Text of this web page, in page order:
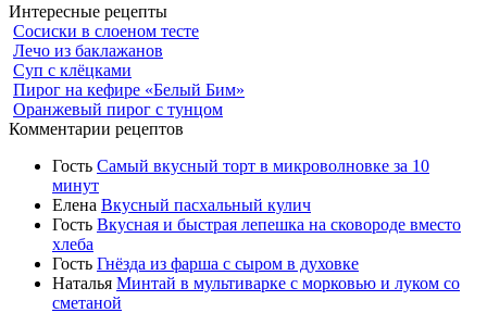
Интересные рецепты
Сосиски в слоеном тесте
Лечо из баклажанов
Суп с клёцками
Пирог на кефире «Белый Бим»
Оранжевый пирог с тунцом
Комментарии рецептов
Гость Самый вкусный торт в микроволновке за 10
минут
Елена Вкусный пасхальный кулич
Гость Вкусная и быстрая лепешка на сковороде вместо
хлеба
Гость Гнёзда из фарша с сыром в духовке
Наталья Минтай в мультиварке с морковью и луком со
сметаной